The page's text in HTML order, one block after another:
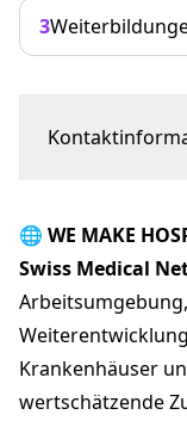
3
Swiss Medical
hopital-
🌐 WE MAKE
Swiss Medical
Krankenhäuser
wertschätzende